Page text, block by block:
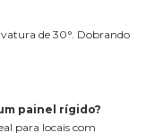
de 30°. Dobrando
painel rígido?
para locais com